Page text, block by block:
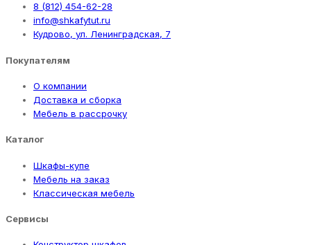
8 (812) 454-62-28
info@shkafytut.ru
Кудрово, ул. Ленинградская, 7
Покупателям
О компании
Доставка и сборка
Мебель в рассрочку
Каталог
Шкафы-купе
Мебель на заказ
Классическая мебель
Сервисы